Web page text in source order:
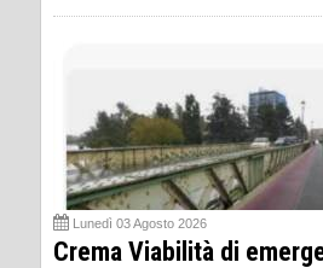
Lunedì 03 Agosto 2026
Crema Viabilità di